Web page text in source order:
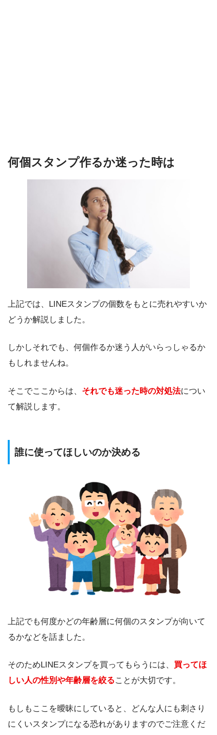
何個スタンプ作るか迷った時は
上記では、LINEスタンプの個数をもとに売れやすいか
どうか解説しました。
しかしそれでも、何個作るか迷う人がいらっしゃるか
もしれませんね。
そこでここからは、 それでも迷った時の対処法につい
て解説します。
誰に使ってほしいのか決める
上記でも何度かどの年齢層に何個のスタンプが向いて
るかなどを話ました。
そのためLINEスタンプを買ってもらうには、 買ってほ
しい人の性別や年齢層を絞ることが大切です。
もしもここを曖昧にしていると、
どんな人にも刺さり
にくいスタンプになる恐れがありますのでご注意くだ